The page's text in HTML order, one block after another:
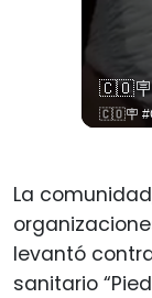
La
levantó
sanitario